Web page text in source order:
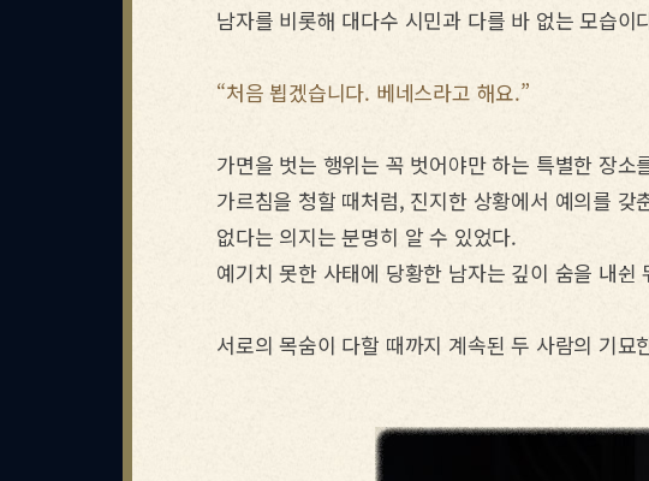
남자를 비롯해 대다수 시민과 다를 바 없는 모습
“처음 뵙겠습니다. 베네스라고 해요.”
가면을 벗는 행위는 꼭 벗어야만 하는 특별한 장
가르침을 청할 때처럼, 진지한 상황에서 예의를
없다는 의지는 분명히 알 수 있었다.
예기치 못한 사태에 당황한 남자는 깊이 숨을 내